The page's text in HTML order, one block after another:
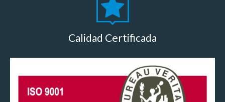
Calidad Certificada